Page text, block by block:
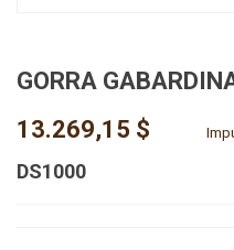
GORRA
13.269,15 $
DS1000